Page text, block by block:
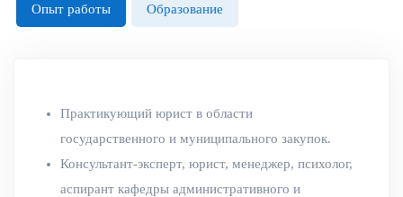
Опыт работы Образование
Практикующий юрист в области
государственного и муниципального закупок.
Консультант-эксперт, юрист, менеджер, психолог,
аспирант кафедры административного и